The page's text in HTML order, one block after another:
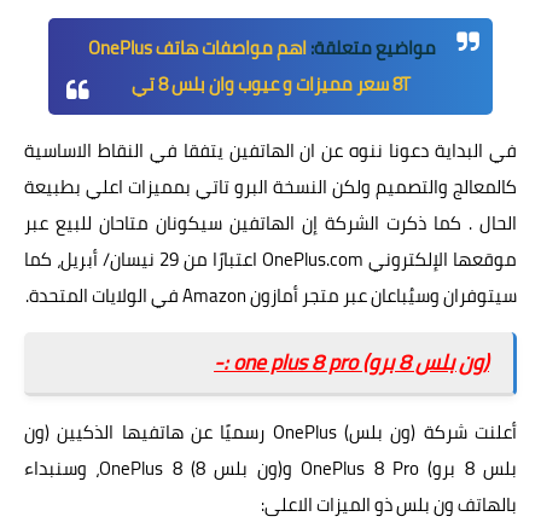
مواضيع متعلقة:
اهم مواصفات هاتف OnePlus
8T سعر مميزات و عيوب وان بلس 8 تي
في البداية دعونا ننوه عن ان الهاتفين يتفقا في النقاط الاساسية
كالمعالج والتصميم ولكن النسخة البرو تاتي بمميزات اعلي بطبيعة
الحال . كما ذكرت الشركة إن الهاتفين سيكونان متاحان للبيع عبر
موقعها الإلكتروني OnePlus.com اعتبارًا من 29 نيسان/ أبريل، كما
سيتوفران وسيُباعان عبر متجر أمازون Amazon في الولايات المتحدة.
(ون بلس 8 برو) one plus 8 pro :-
أعلنت شركة (ون بلس) OnePlus رسميًا عن هاتفيها الذكيين (ون
بلس 8 برو)
OnePlus 8 Pro
و(ون بلس 8) OnePlus 8، وسنبداء
بالهاتف ون بلس ذو الميزات الاعلى: